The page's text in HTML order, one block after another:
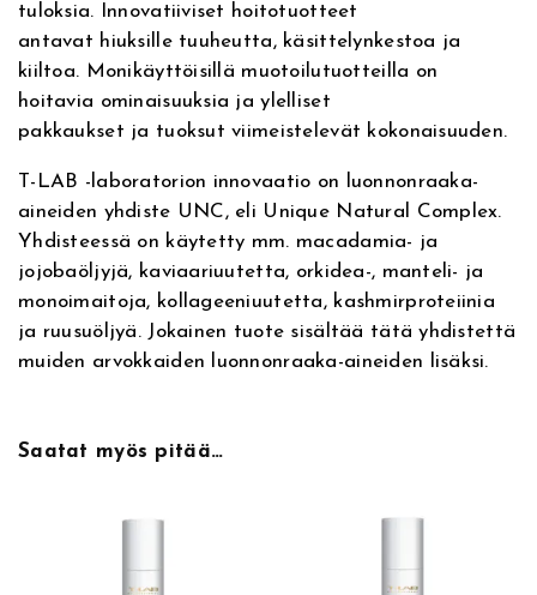
,
h
i
u
s
a
k
k
a
m
ä
ä
tuloksia. Innovatiiviset hoitotuotteet
antavat hiuksille tuuheutta, käsittelynkestoa ja
kiiltoa. Monikäyttöisillä muotoilutuotteilla on
hoitavia ominaisuuksia ja ylelliset
pakkaukset ja tuoksut viimeistelevät kokonaisuuden.
T-LAB -laboratorion innovaatio on luonnonraaka-
aineiden yhdiste UNC, eli Unique Natural Complex.
Yhdisteessä on käytetty mm. macadamia- ja
jojobaöljyjä, kaviaariuutetta, orkidea-, manteli- ja
monoimaitoja, kollageeniuutetta, kashmirproteiinia
ja ruusuöljyä. Jokainen tuote sisältää tätä yhdistettä
muiden arvokkaiden luonnonraaka-aineiden lisäksi.
Saatat myös pitää…